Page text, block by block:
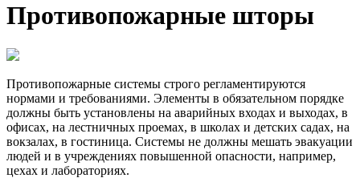
Противопожарные шторы
Противопожарные системы строго регламентируются
нормами и требованиями. Элементы в обязательном порядке
должны быть установлены на аварийных входах и выходах, в
офисах, на лестничных проемах, в школах и детских садах, на
вокзалах, в гостиница. Системы не должны мешать эвакуации
людей и в учреждениях повышенной опасности, например,
цехах и лабораториях.